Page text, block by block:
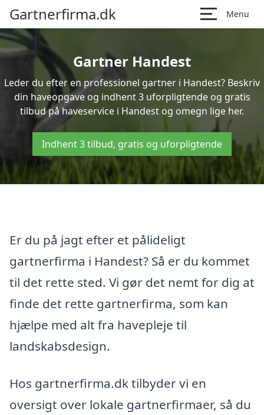
Gartnerfirma.dk Menu
Gartner Handest
Leder du efter en professionel gartner i Handest? Beskriv
din haveopgave og indhent 3 uforpligtende og gratis
tilbud på haveservice i Handest og omegn lige her.
Indhent 3 tilbud, gratis og uforpligtende
Er du på jagt efter et pålideligt
gartnerfirma i Handest? Så er du kommet
til det rette sted. Vi gør det nemt for dig at
finde det rette gartnerfirma, som kan
hjælpe med alt fra havepleje til
landskabsdesign.
Hos gartnerfirma.dk tilbyder vi en
oversigt over lokale gartnerfirmaer, så du